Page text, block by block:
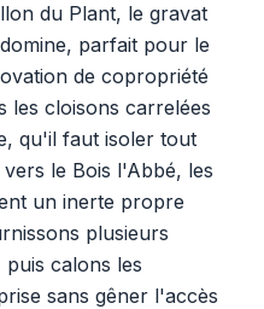
du Plant, le gravat
parfait pour le
de copropriété
les cloisons carrelées
qu'il faut isoler tout
le Bois l'Abbé, les
un inerte propre
plusieurs
calons les
sans gêner l'accès